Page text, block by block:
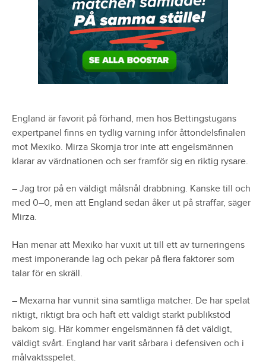
England är favorit på förhand, men hos Bettingstugans
expertpanel finns en tydlig varning inför åttondelsfinalen
mot Mexiko. Mirza Skornja tror inte att engelsmännen
klarar av värdnationen och ser framför sig en riktig rysare.
– Jag tror på en väldigt målsnål drabbning. Kanske till och
med 0–0, men att England sedan åker ut på straffar, säger
Mirza.
Han menar att Mexiko har vuxit ut till ett av turneringens
mest imponerande lag och pekar på flera faktorer som
talar för en skräll.
– Mexarna har vunnit sina samtliga matcher. De har spelat
riktigt, riktigt bra och haft ett väldigt starkt publikstöd
bakom sig. Här kommer engelsmännen få det väldigt,
väldigt svårt. England har varit sårbara i defensiven och i
målvaktsspelet.